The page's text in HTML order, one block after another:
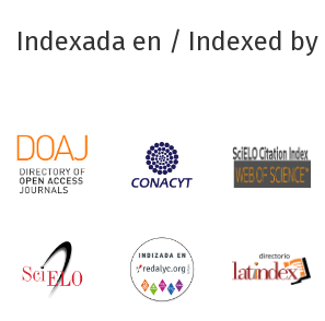
Indexada en / Indexed by